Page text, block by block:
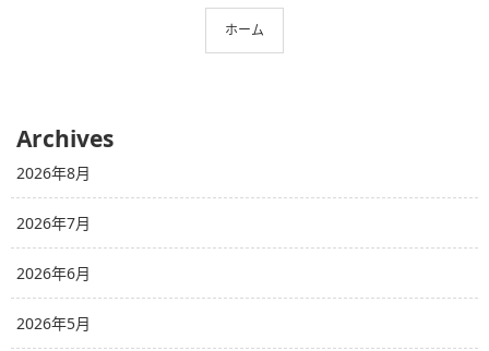
ホーム
Archives
2026年8月
2026年7月
2026年6月
2026年5月